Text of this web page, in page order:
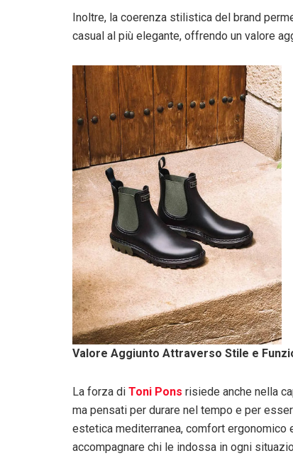
Inoltre, la coerenza stilistica del brand
casual al più elegante, offrendo un valore
Valore Aggiunto Attraverso Stile e
La forza di Toni Pons risiede anche nella
ma pensati per durare nel tempo e per
estetica mediterranea, comfort ergonomico
accompagnare chi le indossa in ogni